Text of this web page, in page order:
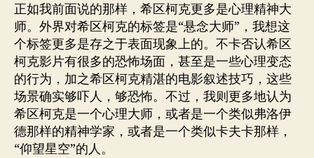
正如我前面说的那样，希区柯克更多是心理精神大
师。外界对希区柯克的标签是“悬念大师”，我想这
个标签更多是存之于表面现象上的。不卡否认希区
柯克影片有很多的恐怖场面，甚至是一些心理变态
的行为，加之希区柯克精湛的电影叙述技巧，这些
场景确实够吓人，够恐怖。不过，我则更多地认为
希区柯克是一个心理大师，或者是一个类似弗洛伊
德那样的精神学家，或者是一个类似卡夫卡那样，
“仰望星空”的人。